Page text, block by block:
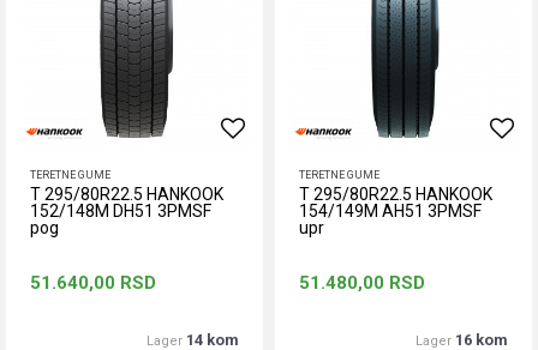
TERETNE GUME
T 295/80R22.5 HANKOOK
152/148M DH51 3PMSF
pog
51.640,00 RSD
Lager 14 kom
TERETNE GUME
T 295/80R22.5 HANKOOK
154/149M AH51 3PMSF
upr
51.480,00 RSD
Lager 16 kom